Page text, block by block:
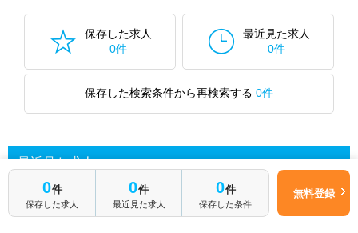
保存した求人
0件
最近見た求人
0件
保存した検索条件から再検索する 0件
最近見た求人
あなたが最近見た求人を表示します
0件
保存した求人
0件
最近見た求人
0件
保存した条件
無料登録